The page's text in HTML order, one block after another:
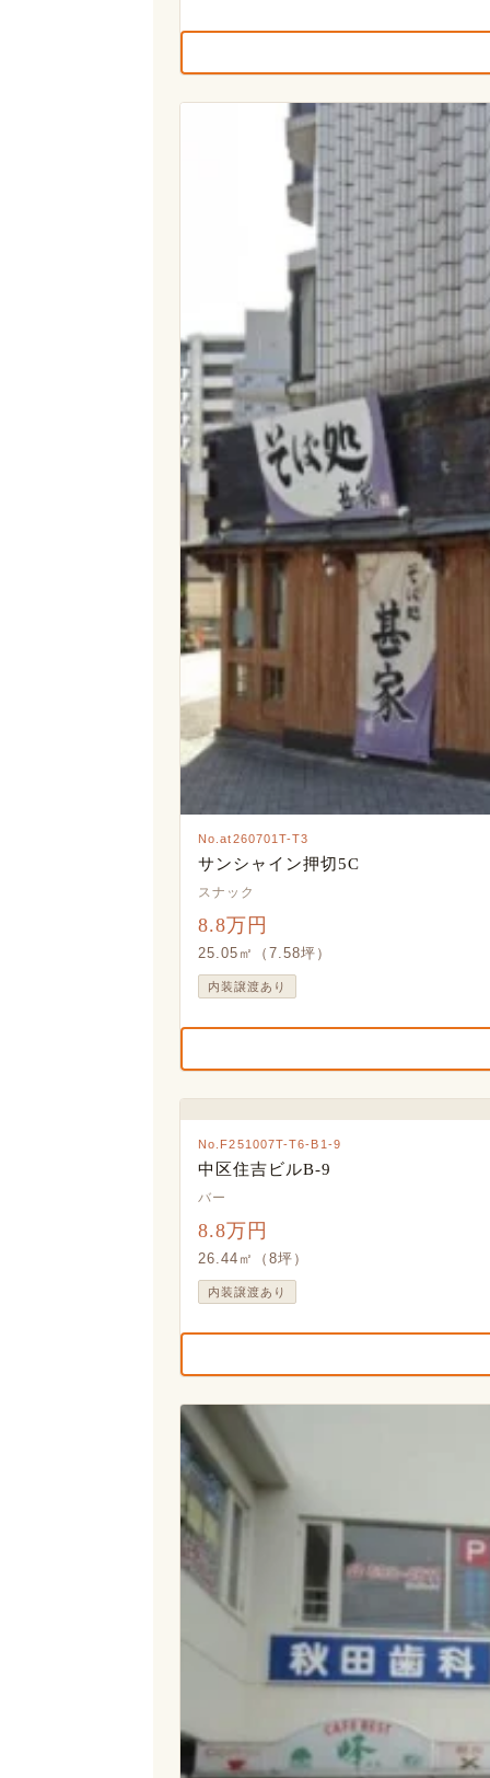
No.at260701T-T3
サンシャイン押切5C
スナック
8.8万円
25.05㎡（7.58坪）
内装譲渡あり
No.F251007T-T6-B1-9
中区住吉ビルB-9
バー
8.8万円
26.44㎡（8坪）
内装譲渡あり